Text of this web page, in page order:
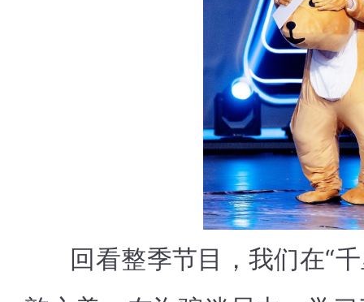
回看整季节目，我们在“千